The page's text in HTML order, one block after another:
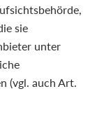
sie
unter
(vgl. auch Art.